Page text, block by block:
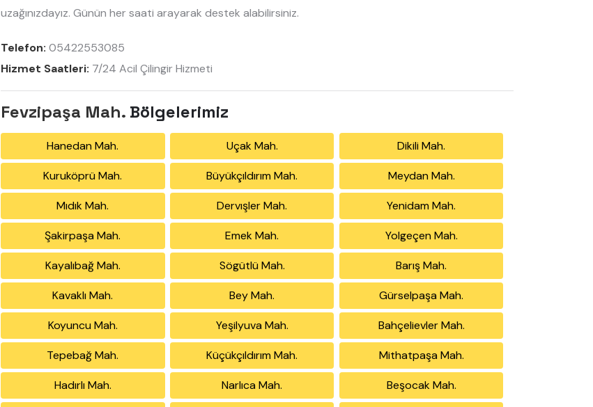
uzağınızdayız. Günün her saati arayarak destek alabilirsiniz.
Telefon: 05422553085
Hizmet Saatleri: 7/24 Acil Çilingir Hizmeti
Fevzipaşa Mah. Bölgelerimiz
Hanedan Mah. Uçak Mah. Dikili Mah.
Kuruköprü Mah. Büyükçıldırım Mah. Meydan Mah.
Mıdık Mah. Dervışler Mah. Yenidam Mah.
Şakirpaşa Mah. Emek Mah. Yolgeçen Mah.
Kayalıbağ Mah. Sögütlü Mah. Barış Mah.
Kavaklı Mah. Bey Mah. Gürselpaşa Mah.
Koyuncu Mah. Yeşilyuva Mah. Bahçelievler Mah.
Tepebağ Mah. Küçükçıldırım Mah. Mithatpaşa Mah.
Hadırlı Mah. Narlıca Mah. Beşocak Mah.